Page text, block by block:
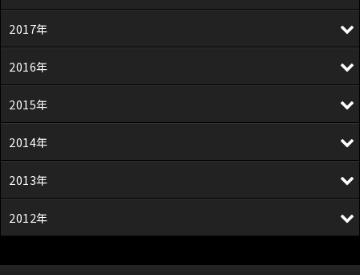
2017年
2016年
2015年
2014年
2013年
2012年